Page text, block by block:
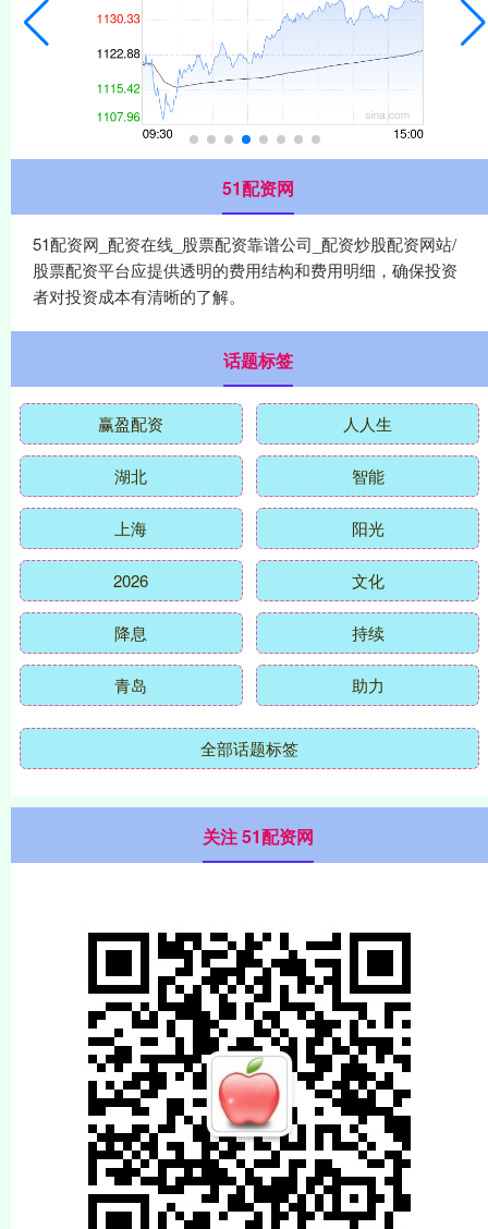
51配资网
51配资网_配资在线_股票配资靠谱公司_配资炒股配资网站/
股票配资平台应提供透明的费用结构和费用明细，确保投资
者对投资成本有清晰的了解。
话题标签
赢盈配资 人人生
湖北 智能
上海 阳光
2026 文化
降息 持续
青岛 助力
全部话题标签
关注 51配资网